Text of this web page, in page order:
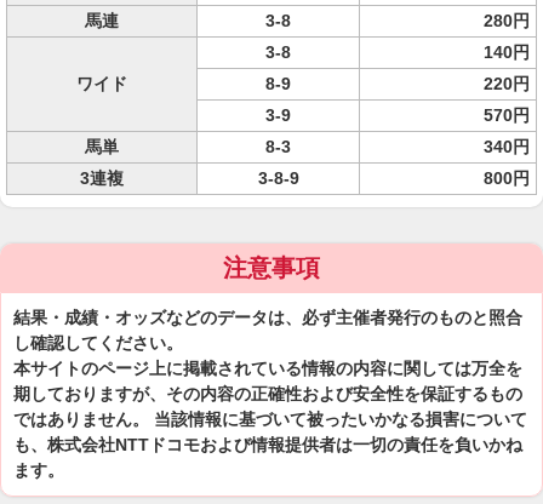
馬連
3-8 280円
ワイド
3-8
140円
8-9
220円
3-9
570円
馬単
8-3
340円
3連複
3-8-9 800円
注意事項
結果・成績・オッズなどのデータは、必ず主催者発行のものと照合
し確認してください。
本サイトのページ上に掲載されている情報の内容に関しては万全を
期しておりますが、その内容の正確性および安全性を保証するもの
ではありません。 当該情報に基づいて被ったいかなる損害について
も、株式会社NTTドコモおよび情報提供者は一切の責任を負いかね
ます。